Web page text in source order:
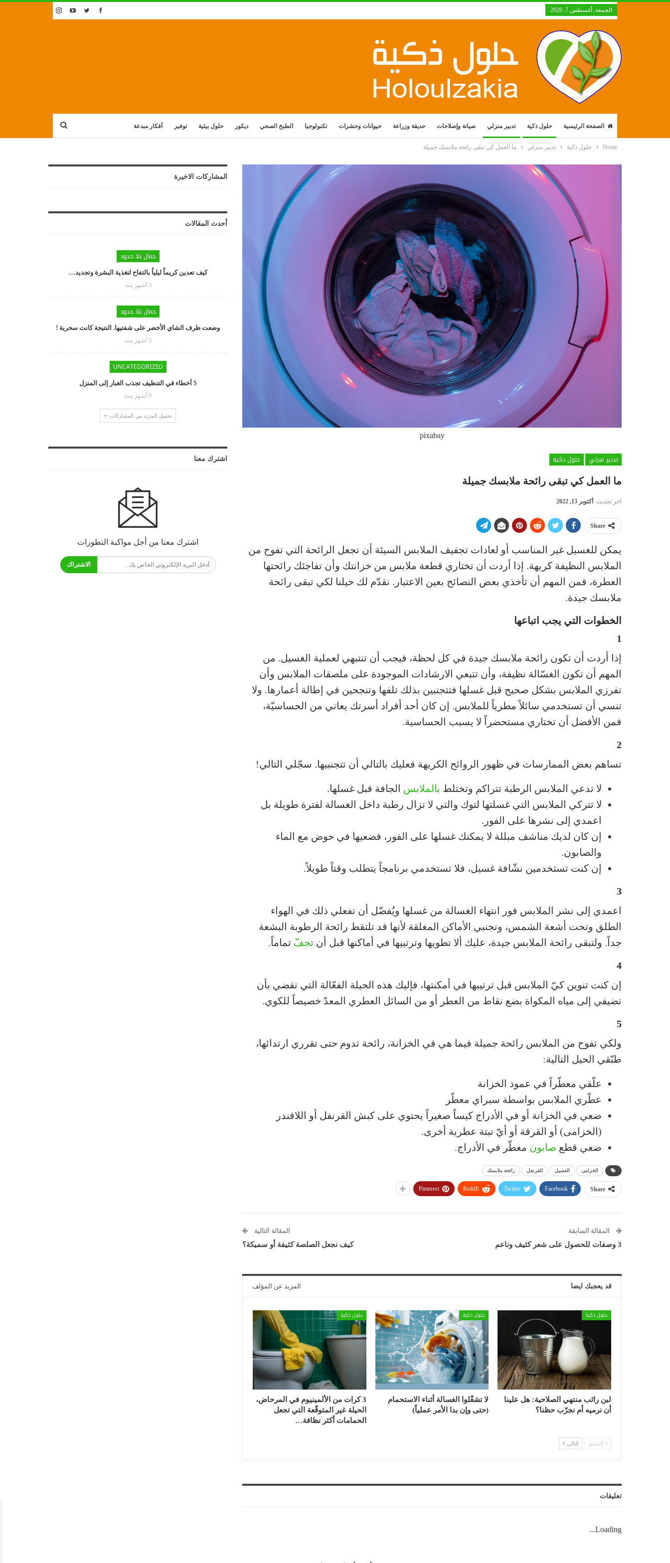
الجمعة, أغسطس 7, 2026
الصفحة الرئيسية حلول ذكية تدبير منزلي صيانة وإصلاحات حديقة وزراعة حيوانات وحشرات تكنولوجيا الطبخ الصحي ديكور حلول بيئية توفير أفكار مبدعة
Home حلول ذكية تدبير منزلي ما العمل كي تبقى رائحة ملابسك جميلة
pixabay
تدبير منزلي
حلول ذكية
ما العمل كي تبقى رائحة ملابسك جميلة
اخر تحديث أكتوبر 13, 2022
Share
يمكن للغسيل غير المناسب أو لعادات تجفيف الملابس السيئة أن تجعل الرائحة التي تفوح من
الملابس النظيفة كريهة. إذا أردت أن تختاري قطعة ملابس من خزانتك وأن تفاجئك رائحتها
العطرة، فمن المهم أن تأخذي بعض النصائح بعين الاعتبار. نقدّم لك حيلنا لكي تبقى رائحة
ملابسك جيدة.
الخطوات التي يجب اتباعها
1
إذا أردت أن تكون رائحة ملابسك جيدة في كل لحظة، فيجب أن تنتبهي لعملية الغسيل. من
المهم أن تكون الغسّالة نظيفة، وأن تتبعي الارشادات الموجودة على ملصقات الملابس وأن
تفرزي الملابس بشكل صحيح قبل غسلها فتتجنبين بذلك تلفها وتنجحين في إطالة أعمارها. ولا
تنسي أن تستخدمي سائلاً مطرياً للملابس. إن كان أحد أفراد أسرتك يعاني من الحساسيّة،
فمن الأفضل أن تختاري مستحضراً لا يسبب الحساسية.
2
تساهم بعض الممارسات في ظهور الروائح الكريهة فعليك بالتالي أن تتجنبيها. سجّلي التالي!
لا تدعي الملابس الرطبة تتراكم وتختلط بالملابس الجافة قبل غسلها.
لا تتركي الملابس التي غسلتها لتوك والتي لا تزال رطبة داخل الغسالة لفترة طويلة بل
اعمدي إلى نشرها على الفور.
إن كان لديك مناشف مبللة لا يمكنك غسلها على الفور، فضعيها في حوض مع الماء
والصابون.
إن كنت تستخدمين نشّافة غسيل، فلا تستخدمي برنامجاً يتطلب وقتاً طويلاً.
3
اعمدي إلى نشر الملابس فور انتهاء الغسالة من غسلها ويُفضّل أن تفعلي ذلك في الهواء
الطلق وتحت أشعة الشمس، وتجنبي الأماكن المغلقة لأنها قد تلتقط رائحة الرطوبة البشعة
جداً. ولتبقى رائحة الملابس جيدة، عليك ألا تطويها وترتبيها في أماكنها قبل أن تجفّ تماماً.
4
إن كنت تنوين كيّ الملابس قبل ترتيبها في أمكنتها، فإليك هذه الحيلة الفعّالة التي تقضي بأن
تضيفي إلى مياه المكواة بضع نقاط من العطر أو من السائل العطري المعدّ خصيصاً للكوي.
5
ولكي تفوح من الملابس رائحة جميلة فيما هي في الخزانة، رائحة تدوم حتى تقرري ارتدائها،
طبّقي الحيل التالية:
علّقي معطّراً في عمود الخزانة
عطّري الملابس بواسطة سبراي معطّر
ضعي في الخزانة أو في الأدراج كيساً صغيراً يحتوي على كبش القرنفل أو اللافندر
(الخزامى) أو القرفة أو أيّ نبتة عطرية أخرى.
ضعي قطع صابون معطّر في الأدراج.
الخزامى الغسيل القرنفل رائحة ملابسك
Share
Facebook
Twitter
ReddIt
Pinterest
المقالة السابقة
3 وصفات للحصول على شعر كثيف وناعم
المقالة التالية
كيف نجعل الصلصة كثيفة أو سميكة؟
قد يعجبك ايضا المزيد عن المؤلف
حلول ذكية
لبن رائب منتهي الصلاحية: هل علينا
أن نرميه أم نجرّب حظنا؟
حلول ذكية
لا تشغّلوا الغسالة أثناء الاستحمام
(حتى وإن بدا الأمر عملياً)
حلول ذكية
3 كرات من الألمينيوم في المرحاض،
الحيلة غير المتوقّعة التي تجعل
الحمامات أكثر نظافة…
السابق التالي
تعليقات
Loading...
المشاركات الاخيرة
أحدث المقالات
جمال بلا حدود
كيف تعدين كريماً ليلياً بالتفاح لتغذية البشرة وتجديد…
3 أشهر منذ
جمال بلا حدود
وضعت ظرف الشاي الأخضر على شفتيها. النتيجة كانت سحرية !
3 أشهر منذ
UNCATEGORIZED
5 أخطاء في التنظيف تجذب الغبار إلى المنزل
9 أشهر منذ
تحميل المزيد من المشاركات
اشترك معنا
اشترك معنا من أجل مواكبة التطورات
الاشتراك